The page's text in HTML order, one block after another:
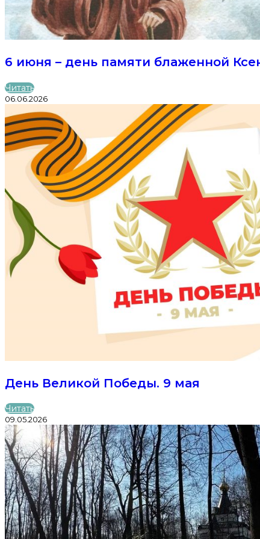
6 июня – день памяти блаженной
Читать
06.06.2026
День Великой Победы. 9 мая
Читать
09.05.2026